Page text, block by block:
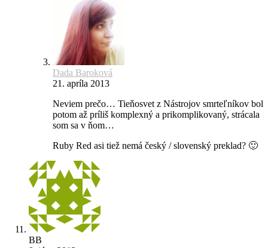
Dada Baroková
21. apríla 2013
Neviem prečo… Tieňosvet z Nástrojov smrteľníkov bol
potom až príliš komplexný a prikomplikovaný, strácala
som sa v ňom…
Ruby Red asi tiež nemá český / slovenský preklad? 🙂
BB